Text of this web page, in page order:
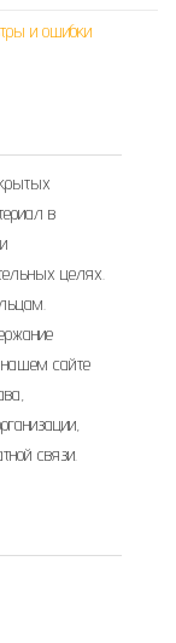
и ошибки
в
целях.
сайте
связи.